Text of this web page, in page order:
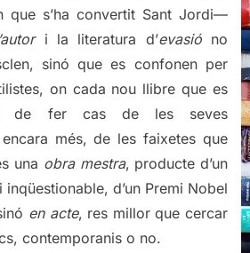
que s’ha convertit Sant Jordi—
i la literatura d’evasióno
sinó que es confonen per
on cada nou llibre que es
de fer cas de les seves
més, de les faixetes que
una obra mestra, producte d’un
inqüestionable, d’un Premi Nobel
en acte, res millor que cercar
contemporanis o no.